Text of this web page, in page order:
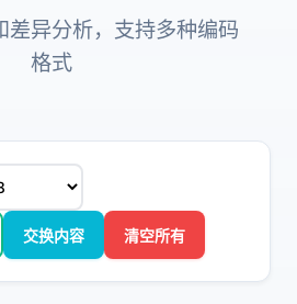
差异分析，支持多种编码
格式
交换内容 清空所有